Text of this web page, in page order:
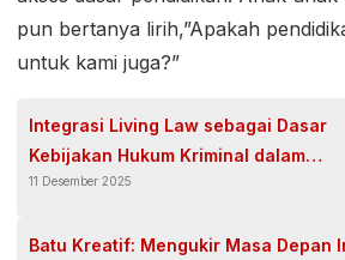
pun bertanya lirih,”Apakah
untuk kami juga?”
Integrasi Living Law sebagai Dasar
Kebijakan Hukum Kriminal dalam
Pembaharuan KUHP Baru
11 Desember 2025
Batu Kreatif: Mengukir Masa Depan